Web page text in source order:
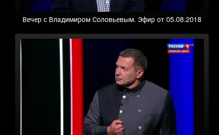
Вечер с Владимиром Соловьевым. Эфир от 05.08.2018